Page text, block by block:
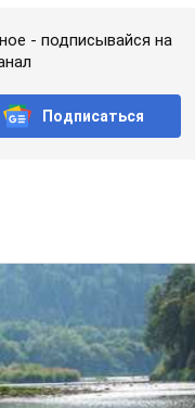
- подписывайся на
Подписаться